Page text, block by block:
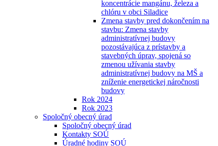
koncentrácie mangánu, železa a
chlóru v obci Siladice
Zmena stavby pred dokončením na
stavbu: Zmena stavby
administratívnej budovy
pozostávajúca z prístavby a
stavebných úprav, spojená so
zmenou užívania stavby
administratívnej budovy na MŠ a
zníženie energetickej náročnosti
budovy
Rok 2024
Rok 2023
Spoločný obecný úrad
Spoločný obecný úrad
Kontakty SOÚ
Úradné hodiny SOÚ